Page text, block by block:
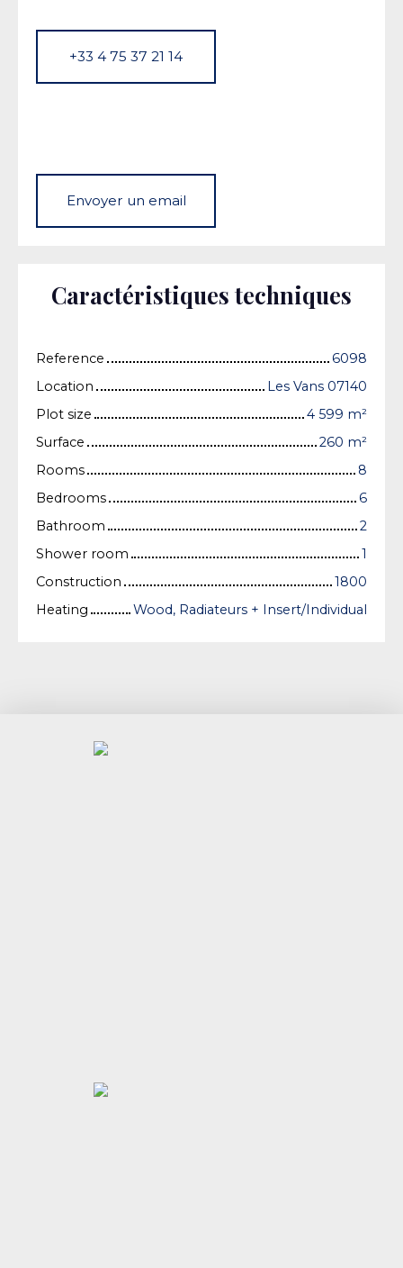
+33 4 75 37 21 14
Envoyer un email
Caractéristiques techniques
Reference
6098
Location
Les Vans 07140
Plot size
4 599 m²
Surface
260 m²
Rooms
8
Bedrooms
6
Bathroom
2
Shower room
1
Construction
1800
Heating
Wood, Radiateurs + Insert/Individual